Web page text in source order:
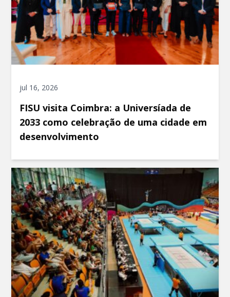
jul 16, 2026
FISU visita Coimbra: a Universíada de
2033 como celebração de uma cidade em
desenvolvimento